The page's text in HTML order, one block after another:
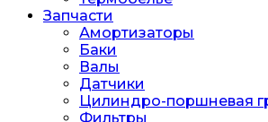
Запчасти
Амортизаторы
Баки
Валы
Датчики
Цилиндро-поршневая
Фильтры